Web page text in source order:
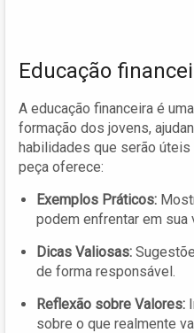
Educação
A educação financeira é
formação dos jovens,
habilidades que serão
peça oferece:
Exemplos Práticos:
podem enfrentar em sua
Dicas Valiosas:
de forma responsável.
Reflexão sobre Valores:
sobre o que realmente